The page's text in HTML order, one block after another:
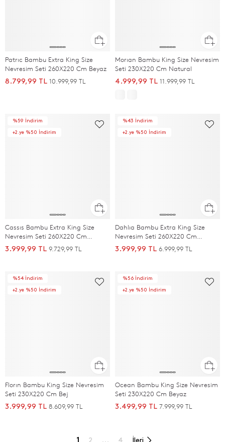
Patrıc Bambu Extra King Size
Nevresim Seti 260X220 Cm Beyaz
8.799,99 TL 10.999,99 TL
Morıan Bambu King Size Nevresim
Seti 230X220 Cm Natural
4.999,99 TL 11.999,99 TL
%59 İndirim
+2.ye %50 İndirim
Cassıs Bambu Extra King Size
Nevresim Seti 260X220 Cm
Okyanus
3.999,99 TL 9.729,99 TL
%43 İndirim
+2.ye %50 İndirim
Dahlıa Bambu Extra King Size
Nevresim Seti 260X220 Cm
Pudra/Ekru
3.999,99 TL 6.999,99 TL
%54 İndirim
+2.ye %50 İndirim
Florın Bambu King Size Nevresim
Seti 230X220 Cm Bej
3.999,99 TL 8.609,99 TL
%56 İndirim
+2.ye %50 İndirim
Ocean Bambu King Size Nevresim
Seti 230X220 Cm Beyaz
3.499,99 TL 7.999,99 TL
1 2 ... 4 İleri